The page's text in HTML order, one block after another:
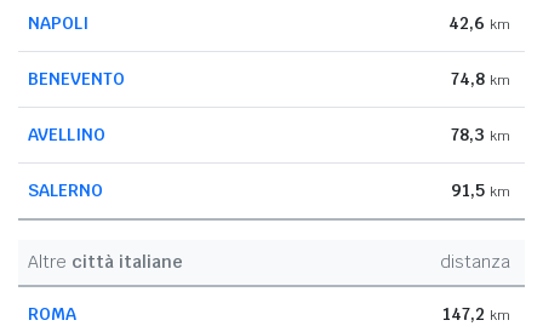
NAPOLI 42,6 km
BENEVENTO 74,8 km
AVELLINO 78,3 km
SALERNO 91,5 km
Altre città italiane distanza
ROMA 147,2 km